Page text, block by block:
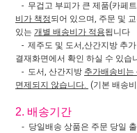
- 무겁고 부피가 큰 제품(카페
비가 책정되어 있으며, 주문 및
있는 개별 배송비가 적용됩니다
- 제주도 및 도서,산간지방 추
결재화면에서 확인 하실 수 있습
- 도서, 산간지방 추가배송비는
면제되지 않습니다. (기본 배송
2. 배송기간
- 당일배송 상품은 주문 당일